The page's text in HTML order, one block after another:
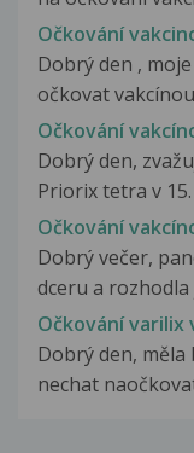
Očkování
Dobrý den ,
očkovat
Očkování
Dobrý den,
Priorix tetra v 15.
Očkování
Dobrý večer,
dceru a rozhodla
Očkování varilix
Dobrý den, měla
nechat